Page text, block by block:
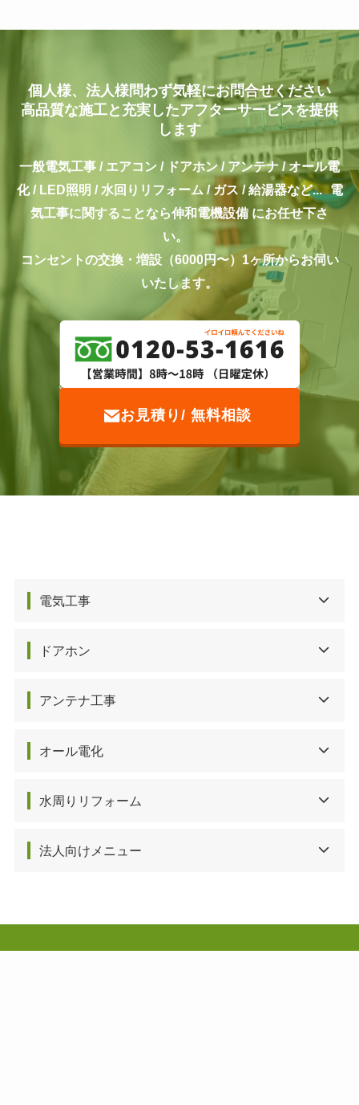
個人様、法人様問わず気軽にお問合せください
高品質な施工と充実したアフターサービスを提供
します
一般電気工事 / エアコン / ドアホン / アンテナ / オール電
化 / LED照明 / 水回りリフォーム / ガス / 給湯器など...電
気工事に関することなら伸和電機設備 にお任せ下さ
い。
コンセントの交換・増設（6000円〜）1ヶ所からお伺い
いたします。
お見積り/ 無料相談
電気工事
ドアホン
アンテナ工事
オール電化
水周りリフォーム
法人向けメニュー